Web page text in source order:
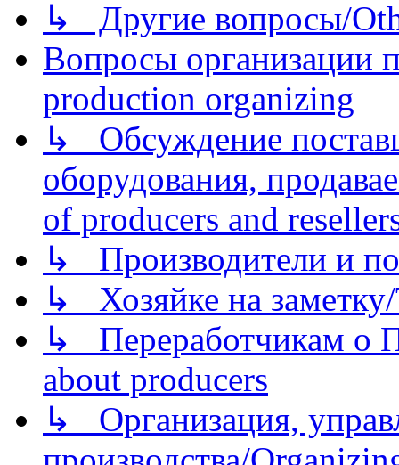
↳ Другие вопросы/
Вопросы организации
production organizing
↳ Обсуждение
оборудования,
of producers and
↳ Производители и
↳ Хозяйке на
↳ Переработчикам о
about producers
↳ Организация,